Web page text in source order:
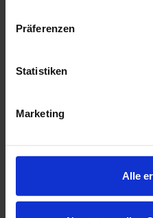
Präferenzen
Statistiken
Marketing
Alle
Hochästhetisches,
Köln